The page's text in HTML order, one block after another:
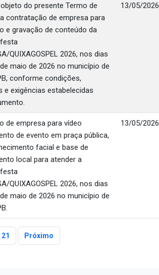
do presente Termo de
contratação de empresa para
e gravação de conteúdo da
QUIXAGOSPEL 2026, nos dias
maio de 2026 no município de
conforme condições,
e exigências estabelecidas
13/05/2026
de empresa para vídeo
de evento em praça pública,
facial e base de
local para atender a
QUIXAGOSPEL 2026, nos dias
maio de 2026 no município de
13/05/2026
21 Próximo